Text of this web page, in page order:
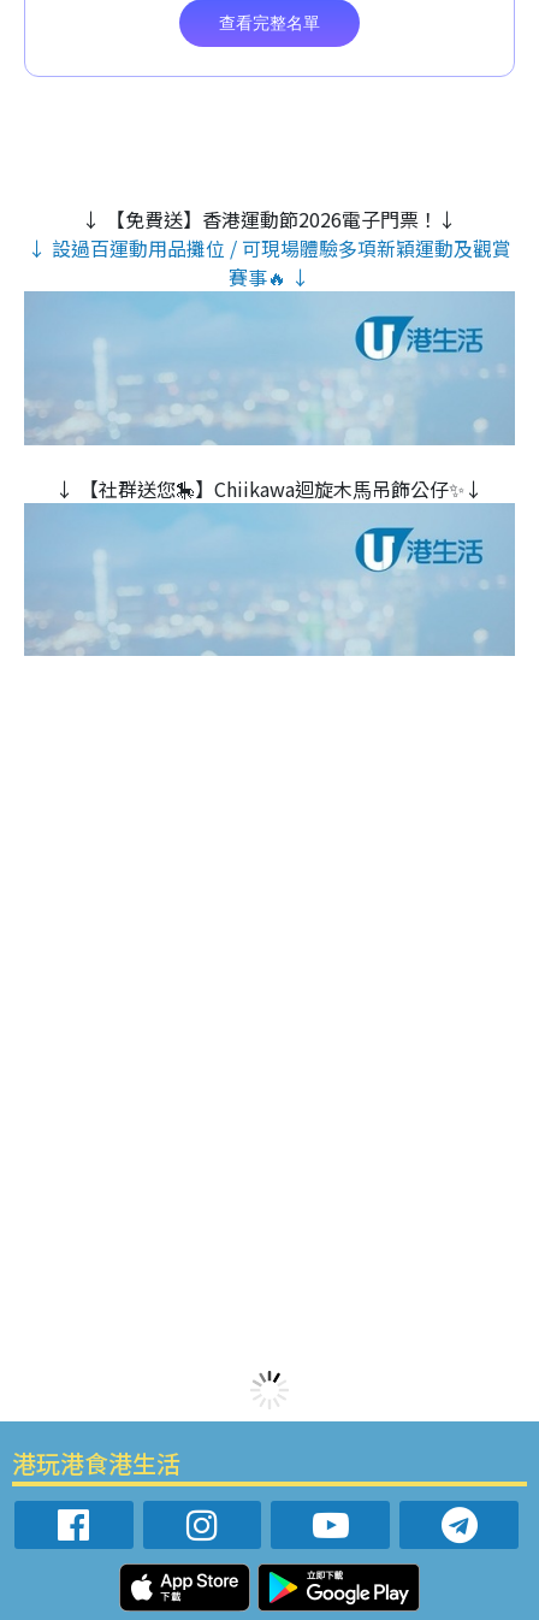
↓ 【免費送】香港運動節2026電子門票！↓
↓ 設過百運動用品攤位 / 可現場體驗多項新穎運動及觀賞
賽事🔥 ↓
↓ 【社群送您🎠】Chiikawa迴旋木⾺吊飾公仔✨↓
港玩港食港生活